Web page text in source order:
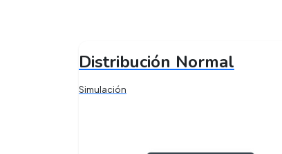
Distribución Normal
Simulación